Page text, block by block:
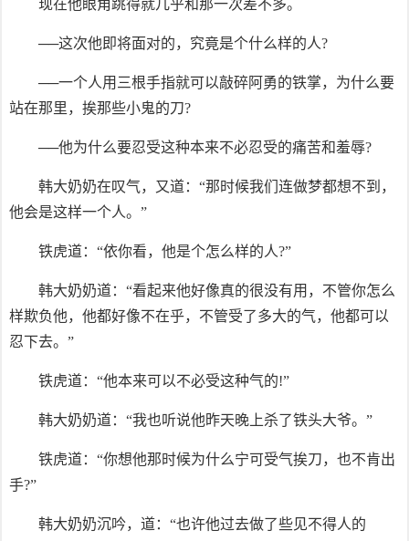
现在他眼角跳得就几乎和那一次差不多。
──这次他即将面对的，究竟是个什么样的人?
──一个人用三根手指就可以敲碎阿勇的铁掌，为什么要
站在那里，挨那些小鬼的刀?
──他为什么要忍受这种本来不必忍受的痛苦和羞辱?
韩大奶奶在叹气，又道：“那时候我们连做梦都想不到，
他会是这样一个人。”
铁虎道：“依你看，他是个怎么样的人?”
韩大奶奶道：“看起来他好像真的很没有用，不管你怎么
样欺负他，他都好像不在乎，不管受了多大的气，他都可以
忍下去。”
铁虎道：“他本来可以不必受这种气的!”
韩大奶奶道：“我也听说他昨天晚上杀了铁头大爷。”
铁虎道：“你想他那时候为什么宁可受气挨刀，也不肯出
手?”
韩大奶奶沉吟，道：“也许他过去做了些见不得人的